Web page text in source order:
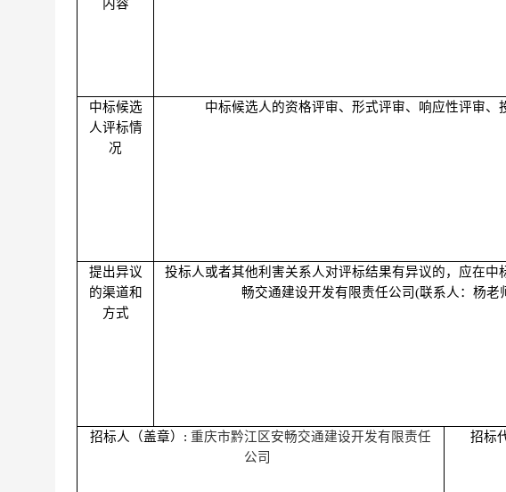
内容
中标候选
人评标情
况
中标候选人的资格评审、形式评审、响应性评审、
提出异议
的渠道和
方式
投标人或者其他利害关系人对评标结果有异议的，应在
畅交通建设开发有限责任公司 (联系人：杨老
招标人（盖章） : 重庆市黔江区安畅交通建设开发有限责任
公司
招标